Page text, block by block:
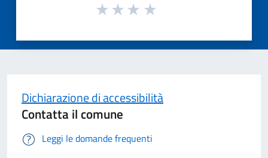
Dichiarazione di accessibilità
Contatta il comune
Leggi le domande frequenti